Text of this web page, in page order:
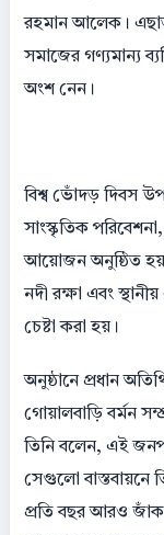
রহমান আলেক।
সমাজের গণ্যমান্য
অংশ নেন।
বিশ্ব ভোঁদড় দিবস
সাংস্কৃতিক
আয়োজন অনুষ্ঠিত
নদী রক্ষা এবং
চেষ্টা করা হয়।
অনুষ্ঠানে প্রধান
গোয়ালবাড়ি বর্মন
তিনি বলেন, এই
সেগুলো বাস্তবায়নে
প্রতি বছর আরও